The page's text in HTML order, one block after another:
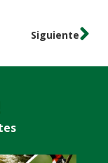
Siguiente